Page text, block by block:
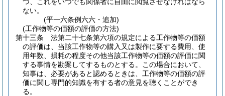
ない。
(平一六条例六六・追加)
(工作物等の価額の評価の方法)
第十三条
法第二十七条第六項の規定による工作物等の価額
の評価は、当該工作物等の購入又は製作に要する費用、使
用年数、損耗の程度その他当該工作物等の価額の評価に関
する事情を勘案してするものとする。
この場合において、
知事は、必要があると認めるときは、工作物等の価額の評
価に関し専門的知識を有する者の意見を聴くことができ
る。